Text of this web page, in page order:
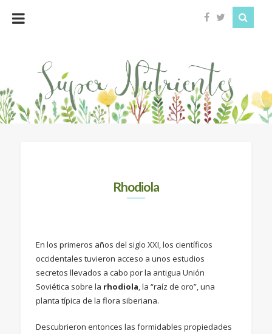
Super
Nutrientes
Rhodiola
En los primeros años del siglo XXI, los científicos
occidentales tuvieron acceso a unos estudios
secretos llevados a cabo por la antigua Unión
Soviética sobre la rhodiola, la “raíz de oro”, una
planta típica de la flora siberiana.
Descubrieron entonces las formidables propiedades